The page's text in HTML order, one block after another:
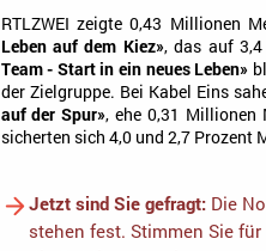
RTLZWEI zeigte 0,43 Millionen
Leben auf dem Kiez», das auf
Team - Start in ein neues Leben»
der Zielgruppe. Bei Kabel Eins
auf der Spur», ehe 0,31 Millionen
sicherten sich 4,0 und 2,7 Prozent
Jetzt sind Sie gefragt:Die
stehen fest. Stimmen Sie